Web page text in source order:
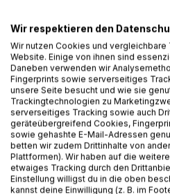
Titel bewerten
BESCHREIBUNG
Hans Neccio, ein
1978,1989 und 1999 für jeweils
Wir respektieren den
Wir nutzen Cookies und
Website. Einige von ihnen sind
Daneben verwenden wir
Fingerprints sowie serverseitiges
unsere Seite besucht und wie sie
Trackingtechnologien zu
serverseitiges Tracking sowie auch
geräteübergreifend Cookies,
sowie gehashte E-Mail-Adressen
betten wir zudem Drittinhalte von
Plattformen). Wir haben auf die
etwaiges Tracking durch den
Einstellung willigst du in die oben
kannst deine Einwilligung (z. B. im